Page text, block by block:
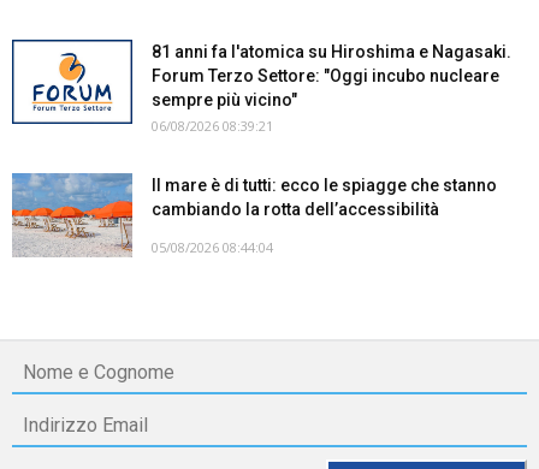
81 anni fa l'atomica su Hiroshima e Nagasaki.
Forum Terzo Settore: "Oggi incubo nucleare
sempre più vicino"
06/08/2026 08:39:21
Il mare è di tutti: ecco le spiagge che stanno
cambiando la rotta dell’accessibilità
05/08/2026 08:44:04